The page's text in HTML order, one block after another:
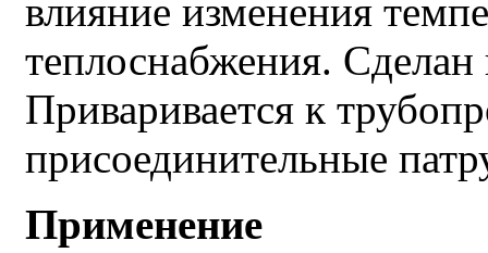
влияние изменения
теплоснабжения.
Приваривается к
присоединительные
Применение